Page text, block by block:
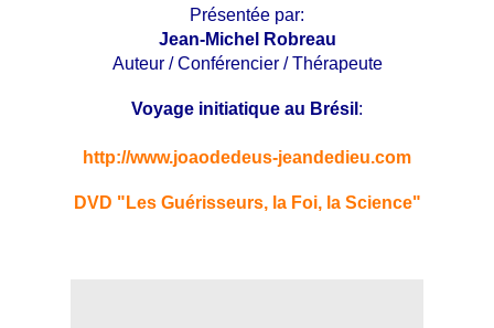
Présentée par:
Jean-Michel Robreau
Auteur / Conférencier / Thérapeute
Voyage initiatique au Brésil :
http://www.joaodedeus-jeandedieu.com
DVD "Les Guérisseurs, la Foi, la Science"